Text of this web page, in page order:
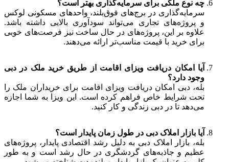
چه نوع ملکی برای سرمایه‌گذاری بهتر است؟
سرمایه‌گذاری در برج‌های فوق‌بلند، واحدهای مسکونی لوکس
و پروژه‌های تجاری می‌تواند سودآوری بالایی داشته باشد.
علاوه بر این، پروژه‌های در حال ساخت نیز فرصت‌های خوبی
برای خرید با قیمت مناسب‌تر ارائه می‌دهند.
آیا امکان دریافت ویزای اقامت از طریق خرید ملک در دبی
وجود دارد؟
بله، دبی امکان دریافت ویزای اقامت برای خریداران ملک را
تحت شرایط خاص فراهم کرده است. این ویزا به شما اجازه
می‌دهد تا در دبی زندگی و کار کنید.
آیا بازار املاک دبی در طول زمان پایدار است؟
بله، بازار املاک دبی به دلیل رشد اقتصادی پایدار، پروژه‌های
عظیم و جاذبه‌های گردشگری در حال رشد است و به طور